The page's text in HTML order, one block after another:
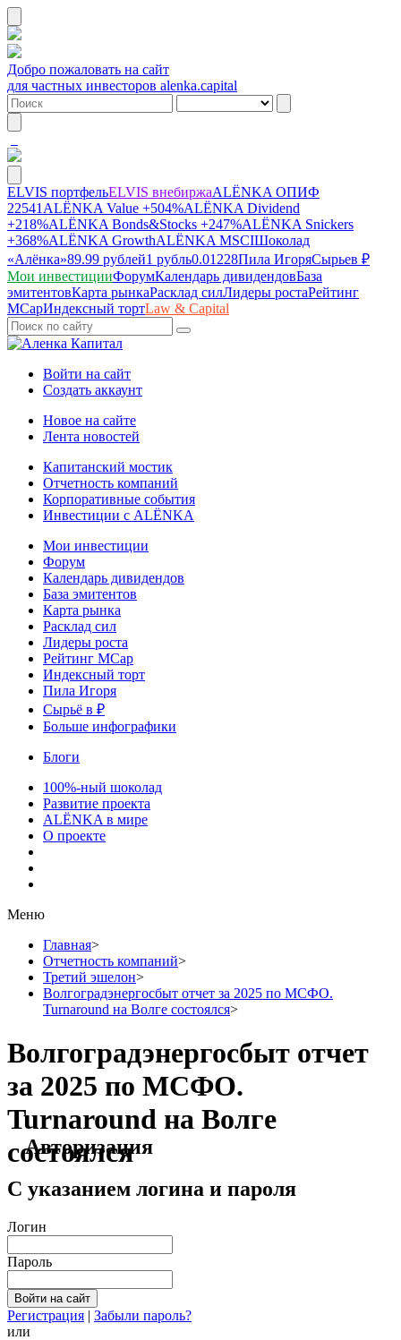
Добро пожаловать на сайт
для частных инвесторов alenka.capital
ELVIS портфельELVIS внебиржаALЁNKA ОПИФ
22541 ALЁNKA Value +504%ALЁNKA Dividend
+218%ALЁNKA Bonds&Stocks +247%ALЁNKA Snickers
+368%ALЁNKA GrowthALЁNKA MSCIШоколад
«Алёнка»89.99 рублей1 рубль0.01228Пила ИгоряСырьев ₽
Мои инвестицииФорумКалендарь дивидендовБаза
эмитентовКарта рынкаРасклад силЛидеры ростаРейтинг
MCapИндексный тортLaw & Capital
Войти на сайт
Создать аккаунт
Новое на сайте
Лента новостей
Капитанский мостик
Отчетность компаний
Корпоративные события
Инвестиции с ALЁNKA
Мои инвестиции
Форум
Календарь дивидендов
База эмитентов
Карта рынка
Расклад сил
Лидеры роста
Рейтинг MCap
Индексный торт
Пила Игоря
Сырьё в ₽
Больше инфографики
Блоги
100%-ный шоколад
Развитие проекта
ALЁNKA в мире
О проекте
Меню
Главная>
Отчетность компаний>
Третий эшелон>
Волгоградэнергосбыт отчет за 2025 по МСФО.
Turnaround на Волге состоялся>
Волгоградэнергосбыт отчет
за 2025 по МСФО.
Turnaround на Волге
состоялся
Авторизация
С указанием логина и пароля
Логин
Пароль
Регистрация | Забыли пароль?
или